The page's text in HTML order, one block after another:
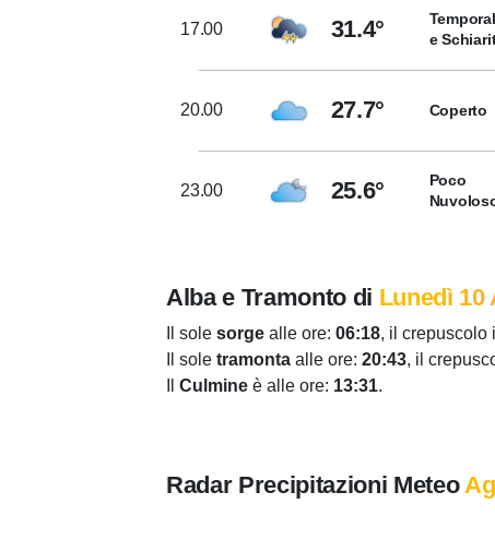
17.00 31.4°
e
20.00 27.7° Coperto
23.00 25.6°
Poco
Alba e Tramonto di Lunedì 10
Il sole sorge alle ore: 06:18, il crepuscolo
Il sole tramonta alle ore: 20:43, il
Culmine è alle ore: 13:31.
Radar Precipitazioni Meteo